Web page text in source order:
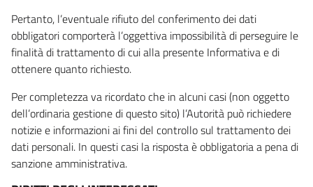
Pertanto, l’eventuale rifiuto del conferimento dei dati
obbligatori comporterà l’oggettiva impossibilità di perseguire le
finalità di trattamento di cui alla presente Informativa e di
ottenere quanto richiesto.
Per completezza va ricordato che in alcuni casi (non oggetto
dell’ordinaria gestione di questo sito) l’Autorità può richiedere
notizie e informazioni ai fini del controllo sul trattamento dei
dati personali. In questi casi la risposta è obbligatoria a pena di
sanzione amministrativa.